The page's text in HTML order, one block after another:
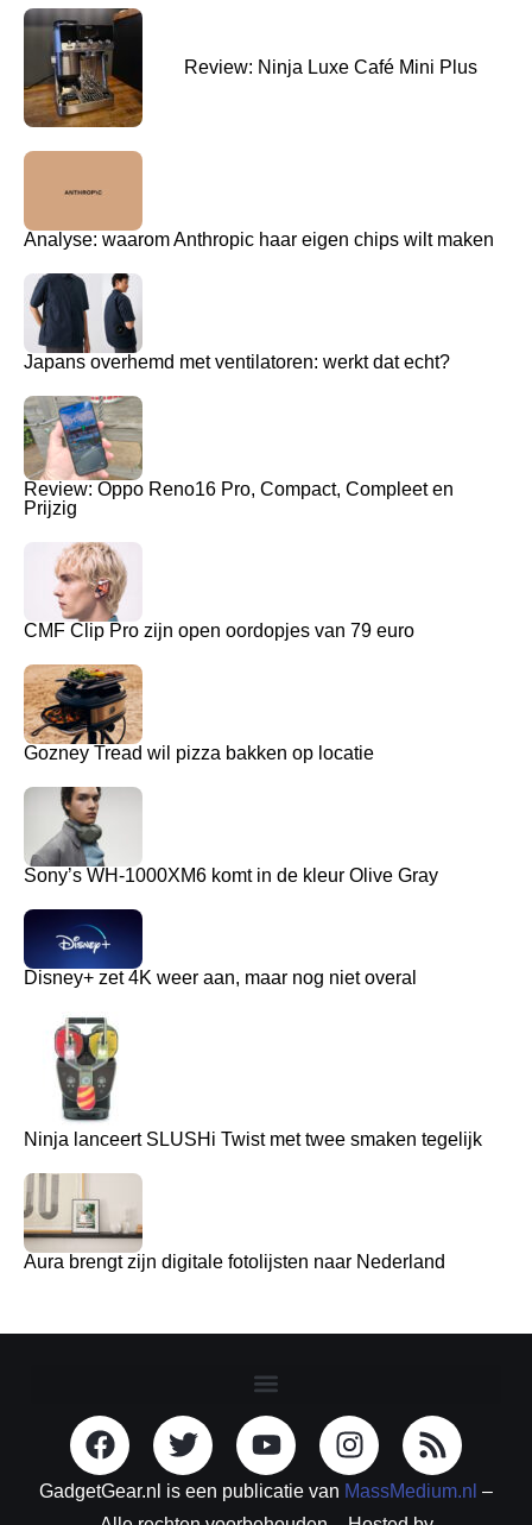
Review: Ninja Luxe Café Mini Plus
Analyse: waarom Anthropic haar eigen chips wilt maken
Japans overhemd met ventilatoren: werkt dat echt?
Review: Oppo Reno16 Pro, Compact, Compleet en
Prijzig
CMF Clip Pro zijn open oordopjes van 79 euro
Gozney Tread wil pizza bakken op locatie
Sony’s WH-1000XM6 komt in de kleur Olive Gray
Disney+ zet 4K weer aan, maar nog niet overal
Ninja lanceert SLUSHi Twist met twee smaken tegelijk
Aura brengt zijn digitale fotolijsten naar Nederland
GadgetGear.nl is een publicatie van MassMedium.nl –